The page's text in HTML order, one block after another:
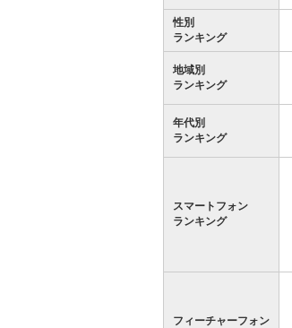
性別
ランキング
地域別
ランキング
年代別
ランキング
スマートフォン
ランキング
フィーチャーフォン